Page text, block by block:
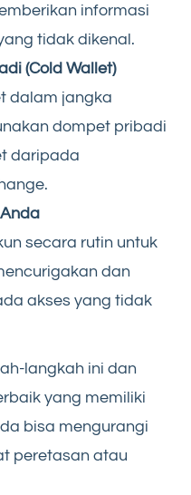
informasi
tidak dikenal.
(Cold Wallet)
dalam jangka
dompet pribadi
daripada
secara rutin untuk
dan
akses yang tidak
langkah ini dan
yang memiliki
bisa mengurangi
peretasan atau